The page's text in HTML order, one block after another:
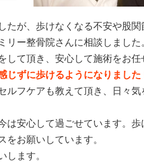
が、歩けなくなる不安や股関
ー整骨院さんに相談しました
て頂き、安心して施術をお任
じずに歩けるようになりました
フケアも教えて頂き、日々気
安心して過ごせています。歩
をお願いしています。
ます。